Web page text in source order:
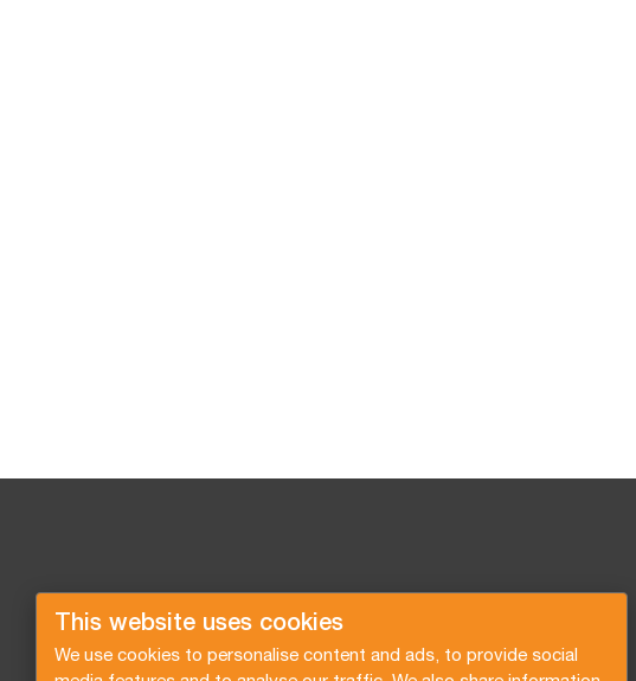
This website uses cookies
We use cookies to personalise content and ads, to provide social